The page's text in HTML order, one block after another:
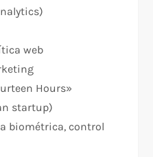
web
Hours»
startup)
biométrica, control